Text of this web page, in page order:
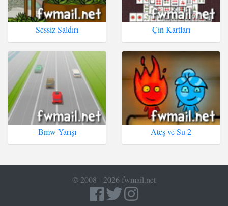
Sessiz Saldırı Çin Kartları
Bmw Yarışı Ateş ve Su 2
© 2008 - 2026 fwmail.net